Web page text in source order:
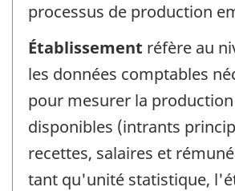
processus de production
Établissement réfère au
les données comptables
pour mesurer la
disponibles (intrants
recettes, salaires et
tant qu'unité statistique,